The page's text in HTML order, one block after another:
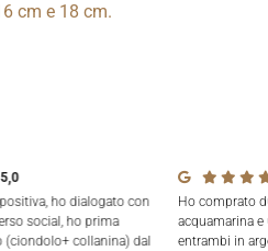
cm e 18 cm.
5,0
ho dialogato con
social, ho prima
(ciondolo+ collanina) dal
Ho comprato
acquamarina
entrambi in